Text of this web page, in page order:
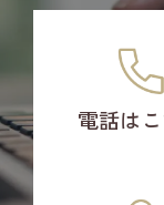
電話は